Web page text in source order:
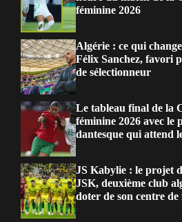
féminine 2026
Algérie : ce qui
Félix Sanchez, favori
de sélectionneur
Le tableau final de la
féminine 2026 avec le
dantesque qui attend
JS Kabylie : le projet
JSK, deuxième club
doter de son centre